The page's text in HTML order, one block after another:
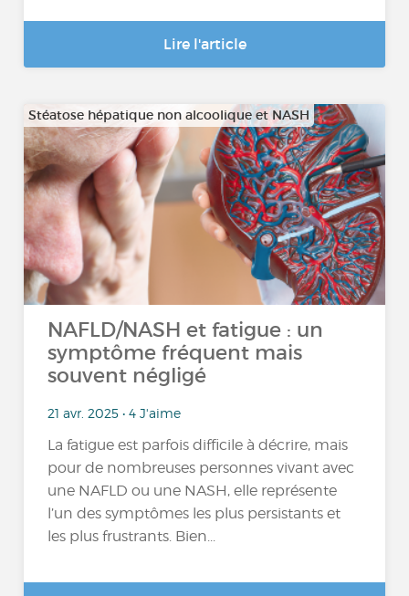
Lire l'article
Stéatose hépatique non alcoolique et NASH
NAFLD/NASH et fatigue : un
symptôme fréquent mais
souvent négligé
21 avr. 2025 • 4 J'aime
La fatigue est parfois difficile à décrire, mais
pour de nombreuses personnes vivant avec
une NAFLD ou une NASH, elle représente
l’un des symptômes les plus persistants et
les plus frustrants. Bien...